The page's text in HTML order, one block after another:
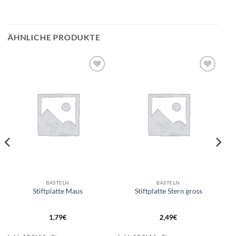
ÄHNLICHE PRODUKTE
BASTELN
Stiftplatte Maus
1,79€
BASTELN
Stiftplatte Stern gross
2,49€